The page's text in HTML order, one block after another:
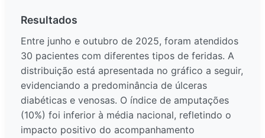
Resultados
Entre junho e outubro de 2025, foram atendidos
30 pacientes com diferentes tipos de feridas. A
distribuição está apresentada no gráfico a seguir,
evidenciando a predominância de úlceras
diabéticas e venosas. O índice de amputações
(10%) foi inferior à média nacional, refletindo o
impacto positivo do acompanhamento